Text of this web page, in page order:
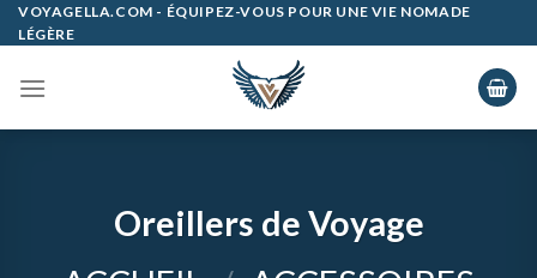
Skip
to
VOYAGELLA.COM - ÉQUIPEZ-VOUS POUR UNE VIE NOMADE
LÉGÈRE
Oreillers de Voyage